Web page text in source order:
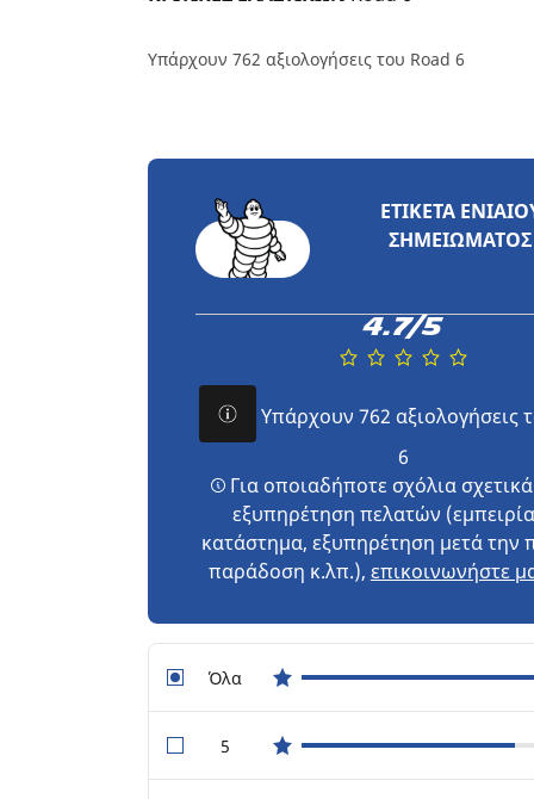
Υπάρχουν 762 αξιολογήσεις του Road 6
ΕΤΙΚΈΤΑ
ΣΗΜΕΙΏΜΑΤΟΣ
4.7/5
Υπάρχουν 762 αξιολογήσεις
6
Για οποιαδήποτε σχόλια
εξυπηρέτηση πελατών
κατάστημα, εξυπηρέτηση μετά την
παράδοση κ.λπ.), επικοινωνήστε
Όλαstar reviews
5star reviews